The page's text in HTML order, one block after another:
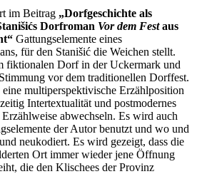
im Beitrag „Dorfgeschichte als
Dorfroman Vor dem Festaus
Gattungselemente eines
für den Stanišić die Weichen stellt.
fiktionalen Dorf in der Uckermark und
vor dem traditionellen Dorffest.
multiperspektivische Erzählposition
Intertextualität und postmodernes
abwechseln. Es wird auch
der Autor benutzt und wo und
neukodiert. Es wird gezeigt, dass die
Ort immer wieder jene Öffnung
die den Klischees der Provinz